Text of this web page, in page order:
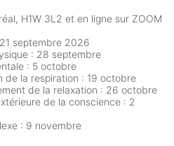
H1W 3L2 et en ligne sur ZOOM
septembre 2026
: 28 septembre
: 5 octobre
de la respiration : 19 octobre
de la relaxation : 26 octobre
de la conscience : 2
: 9 novembre